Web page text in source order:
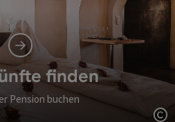
finden
Pension buchen